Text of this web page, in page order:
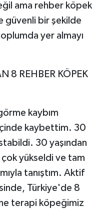
ama rehber köpek
güvenli bir şekilde
yer almayı
8 REHBER KÖPEK
kaybım
kaybettim. 30
30 yaşından
çok yükseldi ve tam
tanıştım. Aktif
Türkiye'de 8
terapi köpeğimiz